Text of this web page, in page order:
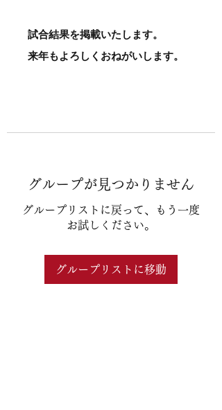
試合結果を掲載いたします。
​来年もよろしくおねがいします。
グループが見つかりません
グループリストに戻って、もう一度
お試しください。
グループリストに移動